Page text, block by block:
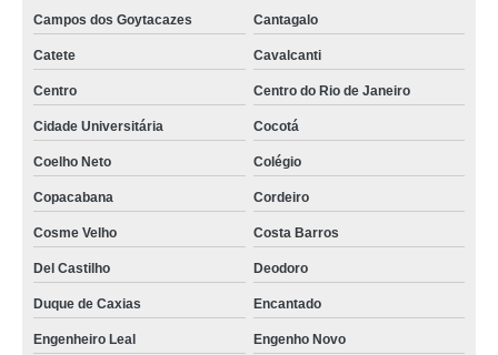
Campos dos Goytacazes Cantagalo
Catete Cavalcanti
Centro Centro do Rio de Janeiro
Cidade Universitária Cocotá
Coelho Neto Colégio
Copacabana Cordeiro
Cosme Velho Costa Barros
Del Castilho Deodoro
Duque de Caxias Encantado
Engenheiro Leal Engenho Novo